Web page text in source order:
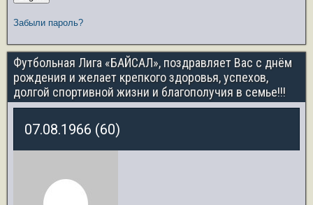
Забыли пароль?
Футбольная Лига «БАЙСАЛ», поздравляет Вас с днём
рождения и желает крепкого здоровья, успехов,
долгой спортивной жизни и благополучия в семье!!!
07.08.1966 (60)